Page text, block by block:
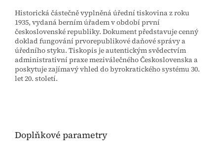
Historická částečně vyplněná úřední tiskovina z roku
1935, vydaná berním úřadem v období první
československé republiky. Dokument představuje cenný
doklad fungování prvorepublikové daňové správy a
úředního styku. Tiskopis je autentickým svědectvím
administrativní praxe meziválečného Československa a
poskytuje zajímavý vhled do byrokratického systému 30.
let 20. století.
Doplňkové parametry